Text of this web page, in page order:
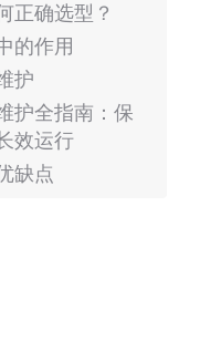
正确选型？
的作用
护
护全指南：保
效运行
缺点